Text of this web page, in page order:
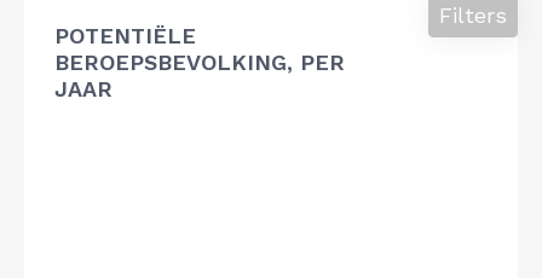
POTENTIËLE
BEROEPSBEVOLKING, PER
JAAR
Filters